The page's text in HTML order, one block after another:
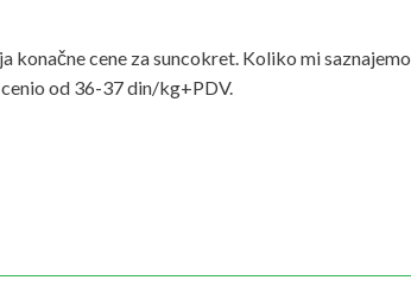
konačne cene za suncokret. Koliko mi saznajemo
od 36-37 din/kg+PDV.